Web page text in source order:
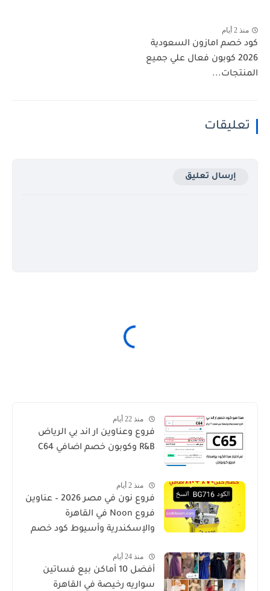
منذ 2 أيام
كود خصم امازون السعودية
2026 كوبون فعال علي جميع
المنتجات...
تعليقات
إرسال تعليق
منذ 22 أيام
فروع وعناوين ار اند بي الرياض
R&B وكوبون خصم اضافي C64
منذ 2 أيام
فروع نون في مصر 2026 – عناوين
فروع Noon في القاهرة
والإسكندرية وأسيوط كود خصم
منذ 24 أيام
أفضل 10 أماكن بيع فساتين
سواريه رخيصة في القاهرة